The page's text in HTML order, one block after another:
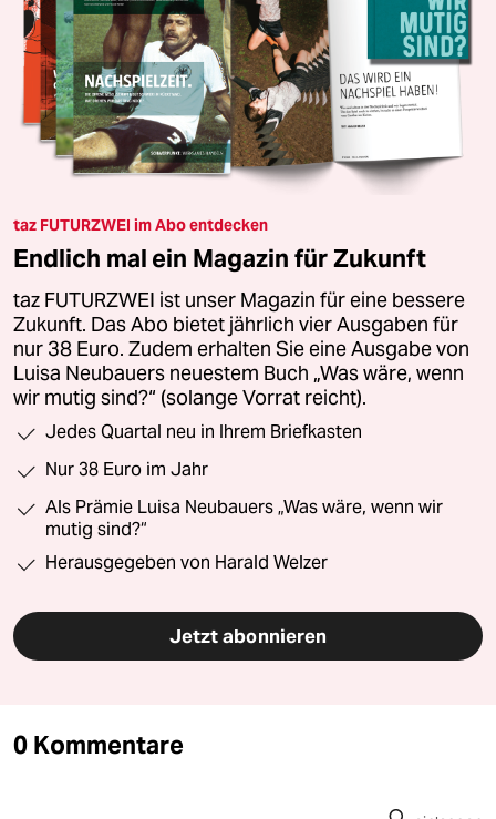
taz FUTURZWEI im Abo entdecken
Endlich mal ein Magazin für Zukunft
taz FUTURZWEI ist unser Magazin für eine bessere
Zukunft. Das Abo bietet jährlich vier Ausgaben für
nur 38 Euro. Zudem erhalten Sie eine Ausgabe von
Luisa Neubauers neuestem Buch „Was wäre, wenn
wir mutig sind?“ (solange Vorrat reicht).
Jedes Quartal neu in Ihrem Briefkasten
Nur 38 Euro im Jahr
Als Prämie Luisa Neubauers „Was wäre, wenn wir
mutig sind?“
Herausgegeben von Harald Welzer
Jetzt abonnieren
0 Kommentare